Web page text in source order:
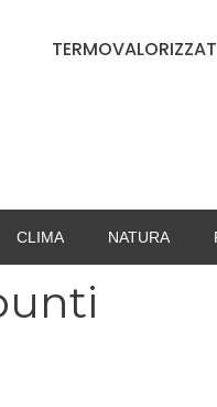
CLIMA NATURA